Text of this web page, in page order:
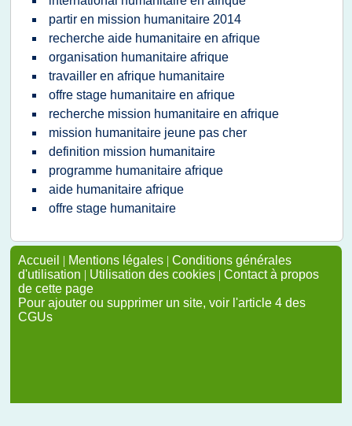
partir en mission humanitaire 2014
recherche aide humanitaire en afrique
organisation humanitaire afrique
travailler en afrique humanitaire
offre stage humanitaire en afrique
recherche mission humanitaire en afrique
mission humanitaire jeune pas cher
definition mission humanitaire
programme humanitaire afrique
aide humanitaire afrique
offre stage humanitaire
Accueil | Mentions légales | Conditions générales
d'utilisation | Utilisation des cookies | Contact à propos
de cette page
Pour ajouter ou supprimer un site, voir l'article 4 des
CGUs